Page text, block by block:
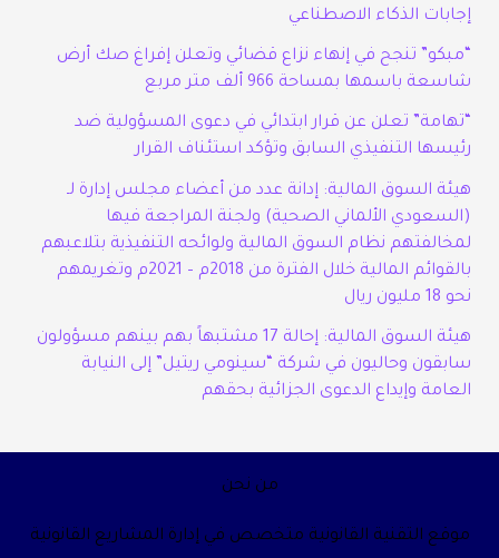
إجابات الذكاء الاصطناعي
“مبكو” تنجح في إنهاء نزاع قضائي وتعلن إفراغ صك أرض
شاسعة باسمها بمساحة 966 ألف متر مربع
“تهامة” تعلن عن قرار ابتدائي في دعوى المسؤولية ضد
رئيسها التنفيذي السابق وتؤكد استئناف القرار
هيئة السوق المالية: إدانة عدد من أعضاء مجلس إدارة لـ
(السعودي الألماني الصحية) ولجنة المراجعة فيها
لمخالفتهم نظام السوق المالية ولوائحه التنفيذية بتلاعبهم
بالقوائم المالية خلال الفترة من 2018م – 2021م وتغريمهم
نحو 18 مليون ريال
هيئة السوق المالية: إحالة 17 مشتبهاً بهم بينهم مسؤولون
سابقون وحاليون في شركة “سينومي ريتيل” إلى النيابة
العامة وإيداع الدعوى الجزائية بحقهم
من نحن
موقع التقنية القانونية متخصص في إدارة المشاريع القانونية